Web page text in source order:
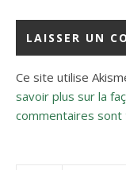
Ce site utilise
savoir plus sur la
commentaires